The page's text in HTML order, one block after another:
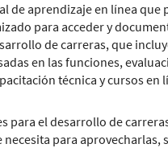
de aprendizaje en línea que
para acceder y
de carreras, que
en las funciones,
técnica y cursos en
para el desarrollo de
para aprovecharlas,